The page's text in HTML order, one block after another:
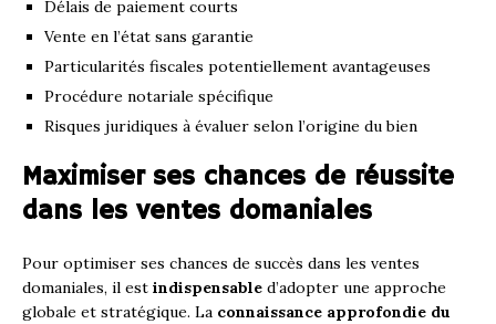
Délais de paiement courts
Vente en l’état sans garantie
Particularités fiscales potentiellement avantageuses
Procédure notariale spécifique
Risques juridiques à évaluer selon l’origine du bien
Maximiser ses chances de réussite
dans les ventes domaniales
Pour optimiser ses chances de succès dans les ventes
domaniales, il est indispensable d’adopter une approche
globale et stratégique. La connaissance approfondie du